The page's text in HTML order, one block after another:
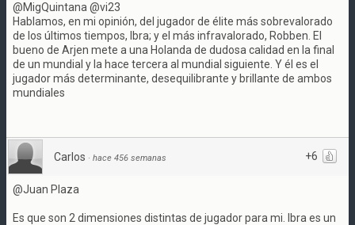
@MigQuintana @vi23
Hablamos, en mi opinión, del jugador de élite más sobrevalorado
de los últimos tiempos, Ibra; y el más infravalorado, Robben. El
bueno de Arjen mete a una Holanda de dudosa calidad en la final
de un mundial y la hace tercera al mundial siguiente. Y él es el
jugador más determinante, desequilibrante y brillante de ambos
mundiales
+6
Carlos · hace 456 semanas
@Juan Plaza
Es que son 2 dimensiones distintas de jugador para mi. Ibra es un